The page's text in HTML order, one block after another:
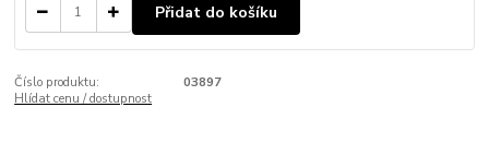
Přidat do košíku
Číslo produktu:
03897
Hlídat cenu / dostupnost